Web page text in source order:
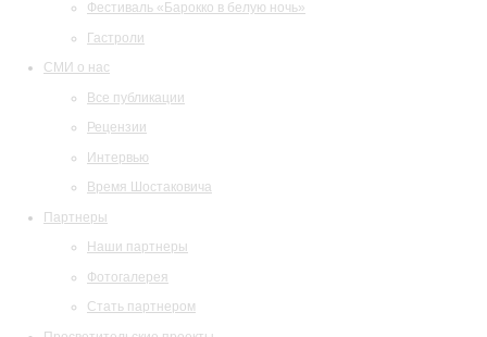
Фестиваль «Барокко в белую ночь»
Гастроли
СМИ о нас
Все публикации
Рецензии
Интервью
Время Шостаковича
Партнеры
Наши партнеры
Фотогалерея
Стать партнером